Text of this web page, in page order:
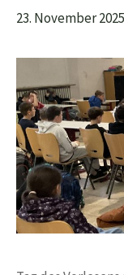
23. November 2025